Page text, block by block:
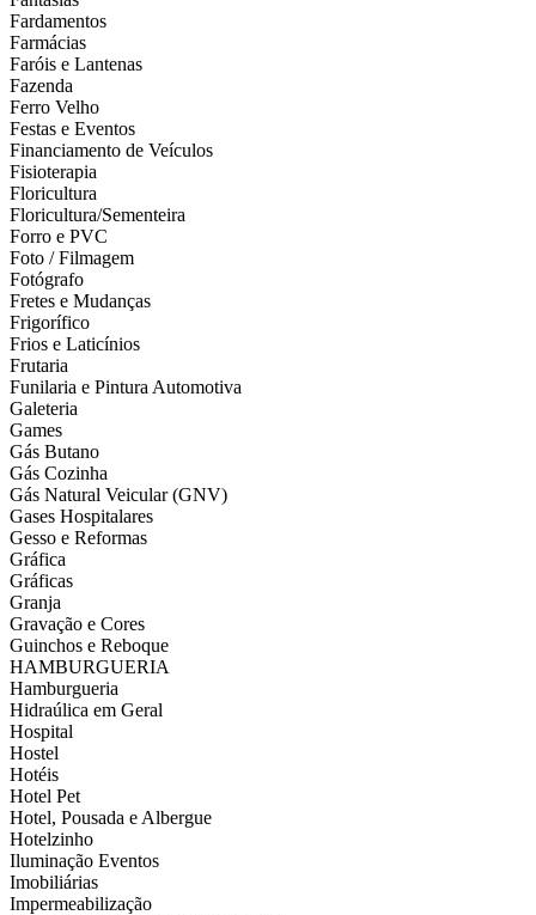
Fardamentos
Farmácias
Faróis e Lantenas
Fazenda
Ferro Velho
Festas e Eventos
Financiamento de Veículos
Fisioterapia
Floricultura
Floricultura/Sementeira
Forro e PVC
Foto / Filmagem
Fotógrafo
Fretes e Mudanças
Frigorífico
Frios e Laticínios
Frutaria
Funilaria e Pintura Automotiva
Galeteria
Games
Gás Butano
Gás Cozinha
Gás Natural Veicular (GNV)
Gases Hospitalares
Gesso e Reformas
Gráfica
Gráficas
Granja
Gravação e Cores
Guinchos e Reboque
HAMBURGUERIA
Hamburgueria
Hidraúlica em Geral
Hospital
Hostel
Hotéis
Hotel Pet
Hotel, Pousada e Albergue
Hotelzinho
Iluminação Eventos
Imobiliárias
Impermeabilização